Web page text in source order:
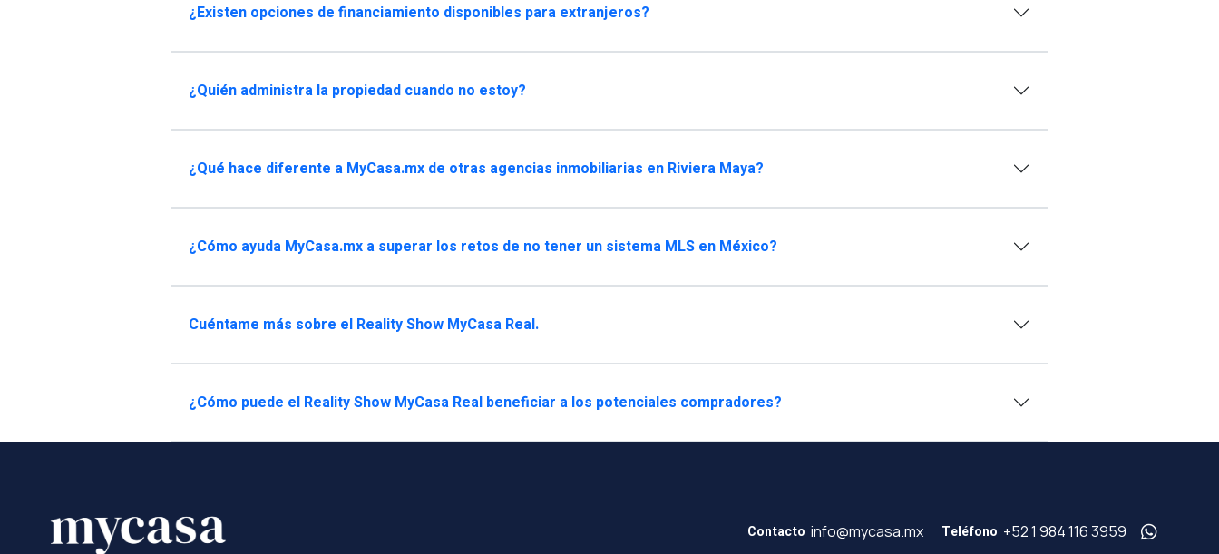
¿Existen opciones de financiamiento disponibles para extranjeros?
¿Quién administra la propiedad cuando no estoy?
¿Qué hace diferente a MyCasa.mx de otras agencias inmobiliarias en Riviera Maya?
¿Cómo ayuda MyCasa.mx a superar los retos de no tener un sistema MLS en México?
Cuéntame más sobre el Reality Show MyCasa Real.
¿Cómo puede el Reality Show MyCasa Real beneficiar a los potenciales compradores?
Contacto info@mycasa.mx Teléfono +52 1 984 116 3959